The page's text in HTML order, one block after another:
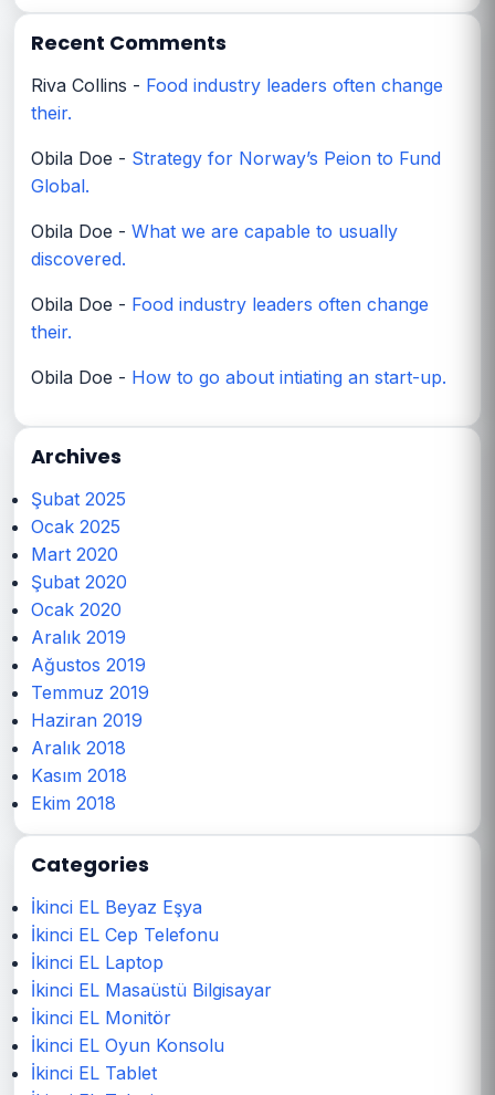
Recent Comments
Riva Collins - Food industry leaders often change
their.
Obila Doe - Strategy for Norway’s Peion to Fund
Global.
Obila Doe - What we are capable to usually
discovered.
Obila Doe - Food industry leaders often change
their.
Obila Doe - How to go about intiating an start-up.
Archives
Şubat 2025
Ocak 2025
Mart 2020
Şubat 2020
Ocak 2020
Aralık 2019
Ağustos 2019
Temmuz 2019
Haziran 2019
Aralık 2018
Kasım 2018
Ekim 2018
Categories
İkinci EL Beyaz Eşya
İkinci EL Cep Telefonu
İkinci EL Laptop
İkinci EL Masaüstü Bilgisayar
İkinci EL Monitör
İkinci EL Oyun Konsolu
İkinci EL Tablet